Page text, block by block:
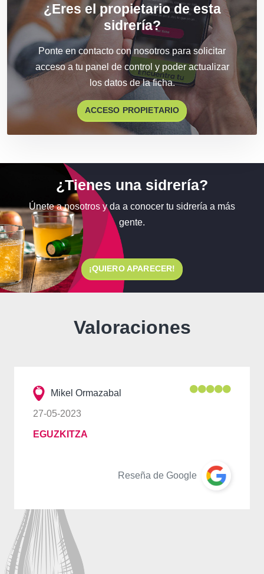
¿Eres el propietario de esta
sidrería?
Ponte en contacto con nosotros para solicitar
acceso a tu panel de control y poder actualizar
los datos de la ficha.
ACCESO PROPIETARIO
¿Tienes una sidrería?
Únete a nosotros y da a conocer tu sidrería a más
gente.
¡QUIERO APARECER!
Valoraciones
Mikel Ormazabal
27-05-2023
EGUZKITZA
Reseña de Google